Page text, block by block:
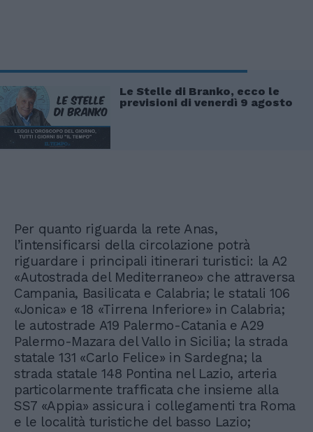
Le Stelle di Branko, ecco le
previsioni di venerdì 9 agosto
Per quanto riguarda la rete Anas,
l’intensificarsi della circolazione potrà
riguardare i principali itinerari turistici: la A2
«Autostrada del Mediterraneo» che attraversa
Campania, Basilicata e Calabria; le statali 106
«Jonica» e 18 «Tirrena Inferiore» in Calabria;
le autostrade A19 Palermo-Catania e A29
Palermo-Mazara del Vallo in Sicilia; la strada
statale 131 «Carlo Felice» in Sardegna; la
strada statale 148 Pontina nel Lazio, arteria
particolarmente trafficata che insieme alla
SS7 «Appia» assicura i collegamenti tra Roma
e le località turistiche del basso Lazio;